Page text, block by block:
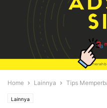
Home Lainnya Tips
Lainnya